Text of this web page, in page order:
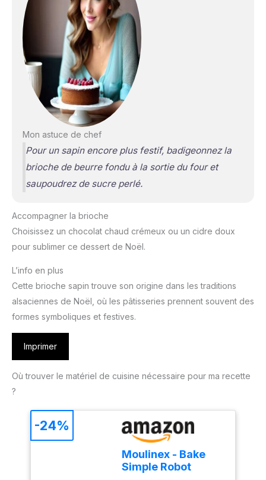
Mon astuce de chef
Pour un sapin encore plus festif, badigeonnez la
brioche de beurre fondu à la sortie du four et
saupoudrez de sucre perlé.
Accompagner la brioche
Choisissez un chocolat chaud crémeux ou un cidre doux
pour sublimer ce dessert de Noël.
L’info en plus
Cette brioche sapin trouve son origine dans les traditions
alsaciennes de Noël, où les pâtisseries prennent souvent des
formes symboliques et festives.
Imprimer
Où trouver le matériel de cuisine nécessaire pour ma recette
?
Moulinex - Bake
Simple Robot
-24%